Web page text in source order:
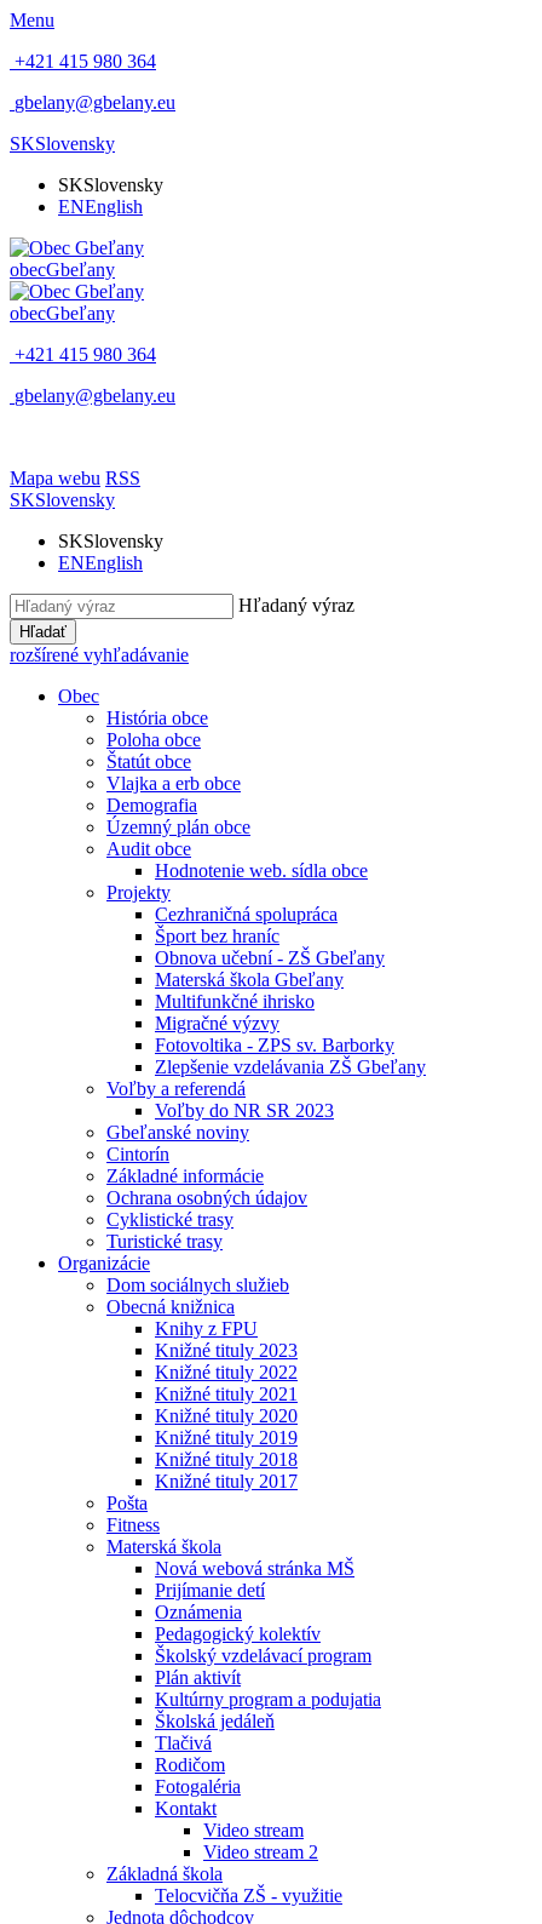
Menu
+421 415 980 364
gbelany@gbelany.eu
SKSlovensky
SKSlovensky
ENEnglish
obecGbeľany
obecGbeľany
+421 415 980 364
gbelany@gbelany.eu
Mapa webu RSS
SKSlovensky
SKSlovensky
ENEnglish
Hľadaný výraz
Hľadať
rozšírené vyhľadávanie
Obec
História obce
Poloha obce
Štatút obce
Vlajka a erb obce
Demografia
Územný plán obce
Audit obce
Hodnotenie web. sídla obce
Projekty
Cezhraničná spolupráca
Šport bez hraníc
Obnova učební - ZŠ Gbeľany
Materská škola Gbeľany
Multifunkčné ihrisko
Migračné výzvy
Fotovoltika - ZPS sv. Barborky
Zlepšenie vzdelávania ZŠ Gbeľany
Voľby a referendá
Voľby do NR SR 2023
Gbeľanské noviny
Cintorín
Základné informácie
Ochrana osobných údajov
Cyklistické trasy
Turistické trasy
Organizácie
Dom sociálnych služieb
Obecná knižnica
Knihy z FPU
Knižné tituly 2023
Knižné tituly 2022
Knižné tituly 2021
Knižné tituly 2020
Knižné tituly 2019
Knižné tituly 2018
Knižné tituly 2017
Pošta
Fitness
Materská škola
Nová webová stránka MŠ
Prijímanie detí
Oznámenia
Pedagogický kolektív
Školský vzdelávací program
Plán aktivít
Kultúrny program a podujatia
Školská jedáleň
Tlačivá
Rodičom
Fotogaléria
Kontakt
Video stream
Video stream 2
Základná škola
Telocvičňa ZŠ - využitie
Jednota dôchodcov